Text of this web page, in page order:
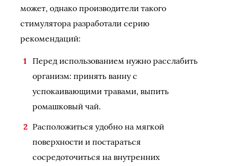
может, однако производители такого
стимулятора разработали серию
рекомендаций:
Перед использованием нужно расслабить
организм: принять ванну с
успокаивающими травами, выпить
ромашковый чай.
Расположиться удобно на мягкой
поверхности и постараться
сосредоточиться на внутренних